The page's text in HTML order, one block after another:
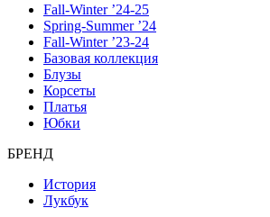
Fall-Winter ’24-25
Spring-Summer ’24
Fall-Winter ’23-24
Базовая коллекция
Блузы
Корсеты
Платья
Юбки
БРЕНД
История
Лукбук